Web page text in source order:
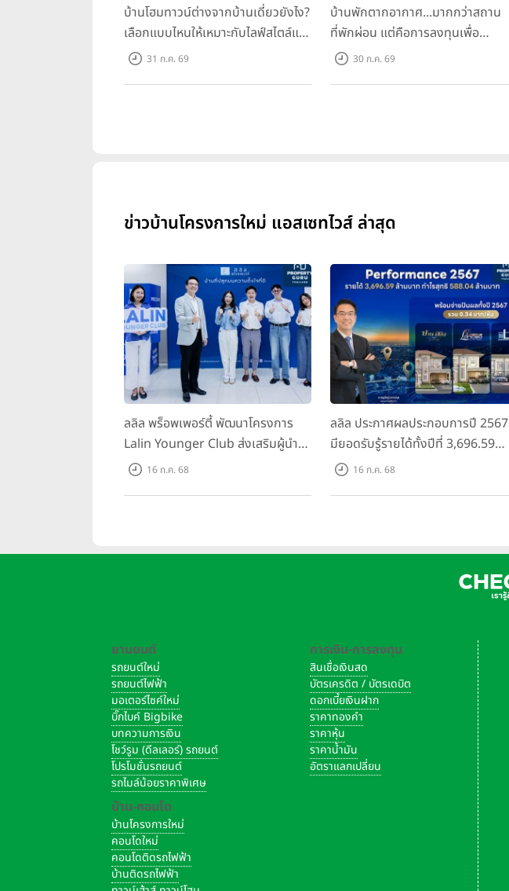
บ้านโฮมทาวน์ต่างจากบ้านเดี่ยวยังไง?
เลือกแบบไหนให้เหมาะกับไลฟ์สไตล์และ
อนาคตของคุณ
31 ก.ค. 69
บ้านพักตากอากาศ...มากกว่าสถาน
ที่พักผ่อน แต่คือการลงทุนเพื่อ
คุณภาพชีวิต
30 ก.ค. 69
ข่าวบ้านโครงการใหม่ แอสเซทไวส์ ล่าสุด
ลลิล พร็อพเพอร์ตี้ พัฒนาโครงการ
Lalin Younger Club ส่งเสริมผู้นำ
รุ่นใหม่ พัฒนาองค์กรสู่อนาคต
16 ก.ค. 68
ลลิล ประกาศผลประกอบการปี 2567
มียอดรับรู้รายได้ทั้งปีที่ 3,696.59
ล้านบาท กำไรสุทธิ 588.04 ล้านบาท
16 ก.ค. 68
ยานยนต์
รถยนต์ใหม่
รถยนต์ไฟฟ้า
มอเตอร์ไซค์ใหม่
บิ๊กไบค์ Bigbike
บทความการเงิน
โชว์รูม (ดีลเลอร์) รถยนต์
โปรโมชั่นรถยนต์
รถไมล์น้อยราคาพิเศษ
บ้าน-คอนโด
บ้านโครงการใหม่
คอนโดใหม่
คอนโดติดรถไฟฟ้า
บ้านติดรถไฟฟ้า
การเงิน-การลงทุน
สินเชื่อเงินสด
บัตรเครดิต / บัตรเดบิต
ดอกเบี้ยเงินฝาก
ราคาทองคำ
ราคาหุ้น
ราคาน้ำมัน
อัตราแลกเปลี่ยน